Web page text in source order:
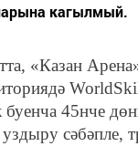
кагылмый.
«Казан
буенча 45нче
сәбәпле,